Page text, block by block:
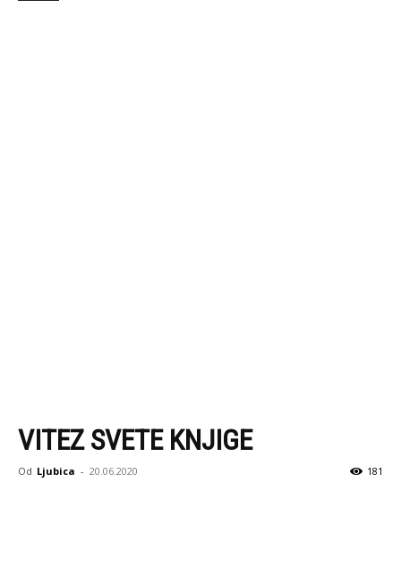
VITEZ SVETE KNJIGE
Od Ljubica - 20.06.2020 181